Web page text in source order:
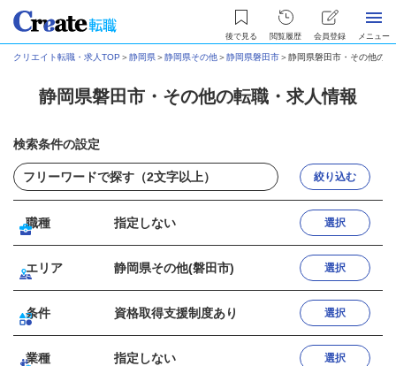
後で見る 閲覧履歴 会員登録 メニュー
クリエイト転職・求人TOP ＞静岡県＞静岡県その他＞静岡県磐田市＞静岡県磐田市・その他の
静岡県磐田市・その他の転職・求人情報
検索条件の設定
絞り込む
職種 指定しない 選択
エリア 静岡県その他(磐田市) 選択
条件 資格取得支援制度あり 選択
業種 指定しない 選択